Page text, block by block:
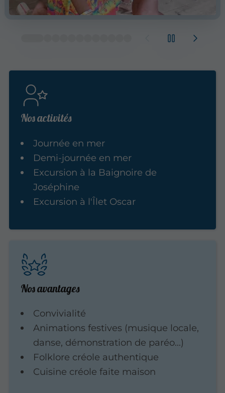
Nos activités
Journée en mer
Demi-journée en mer
Excursion à la Baignoire de
Joséphine
Excursion à l'Îlet Oscar
Nos avantages
Convivialité
Animations festives (musique locale,
danse, démonstration de paréo...)
Folklore créole authentique
Cuisine créole faite maison